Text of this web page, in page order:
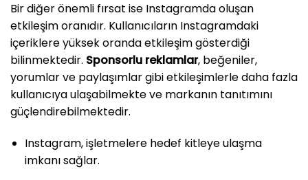
Bir diğer önemli fırsat ise Instagramda oluşan
etkileşim oranıdır. Kullanıcıların Instagramdaki
içeriklere yüksek oranda etkileşim gösterdiği
bilinmektedir. Sponsorlu reklamlar, beğeniler,
yorumlar ve paylaşımlar gibi etkileşimlerle daha fazla
kullanıcıya ulaşabilmekte ve markanın tanıtımını
güçlendirebilmektedir.
Instagram, işletmelere hedef kitleye ulaşma
imkanı sağlar.